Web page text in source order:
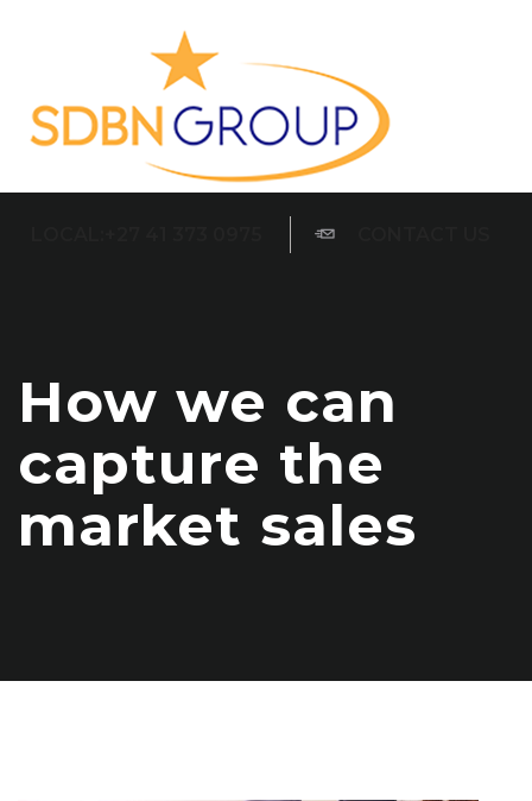
How we can
capture the
market sales